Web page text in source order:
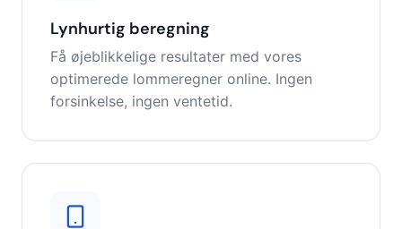
Lynhurtig beregning
Få øjeblikkelige resultater med vores
optimerede lommeregner online. Ingen
forsinkelse, ingen ventetid.